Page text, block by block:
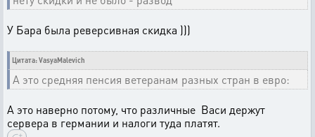
У Бара была реверсивная скидка )))
Цитата: VasyaMalevich
А это средняя пенсия ветеранам разных стран в евро:
А это наверно потому, что различные Васи держут
сервера в германии и налоги туда платят.